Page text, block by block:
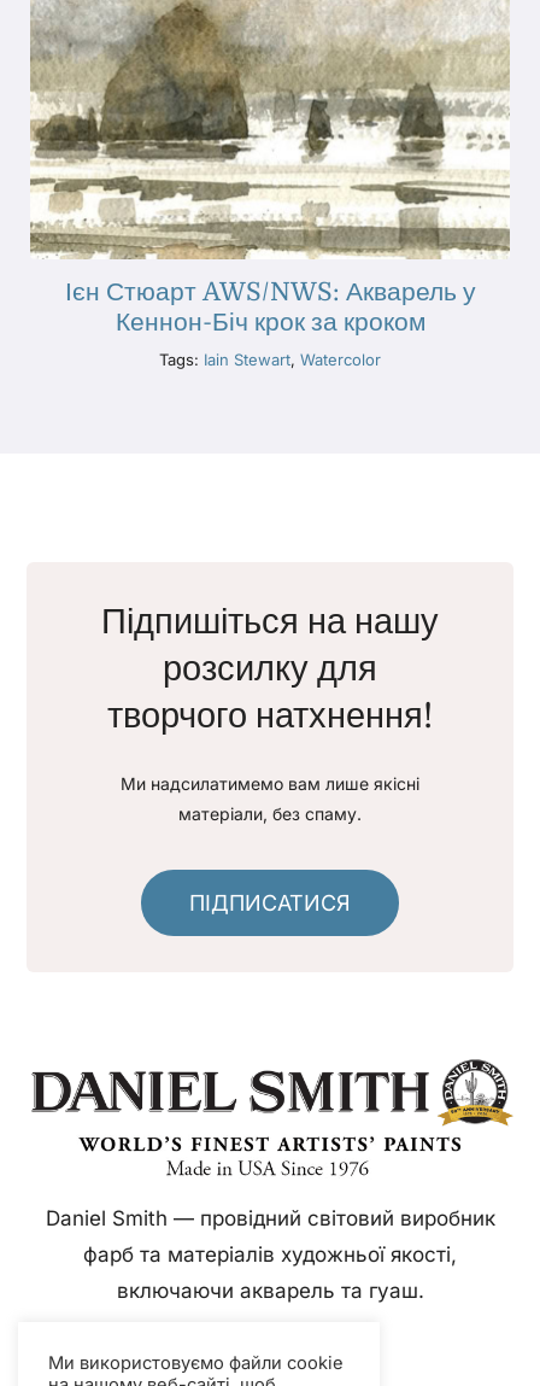
Ієн Стюарт AWS/NWS: Акварель у
Кеннон-Біч крок за кроком
Tags: Iain Stewart, Watercolor
Підпишіться на нашу
розсилку для
творчого натхнення!
Ми надсилатимемо вам лише якісні
матеріали, без спаму.
ПІДПИСАТИСЯ
Daniel Smith — провідний світовий виробник
фарб та матеріалів художньої якості,
включаючи акварель та гуаш.
Ми використовуємо файли cookie